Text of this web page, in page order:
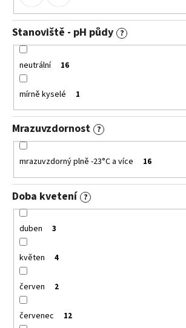
Stanoviště - pH půdy ?
neutrální 16
mírně kyselé 1
Mrazuvzdornost ?
mrazuvzdorný plně -23°C a více 16
Doba kvetení ?
duben 3
květen 4
červen 2
červenec 12